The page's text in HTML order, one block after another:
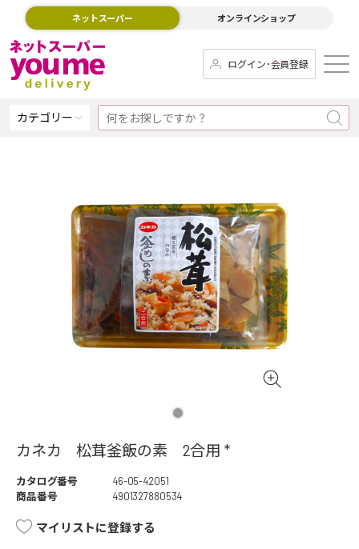
ネットスーパー オンラインショップ
ログイン･会員登録
カテゴリー
カネカ 松茸釜飯の素 2合用 *
カタログ番号
46-05-42051
商品番号
4901327880534
マイリストに登録する